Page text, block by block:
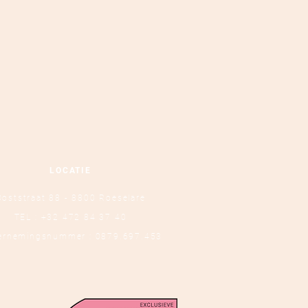
LOCATIE
88 - 8800 Roeselare
TEL :
+32 472 84 37 40
: 0879.697.453